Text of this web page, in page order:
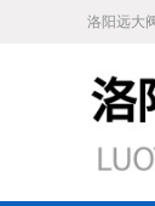
洛阳远大